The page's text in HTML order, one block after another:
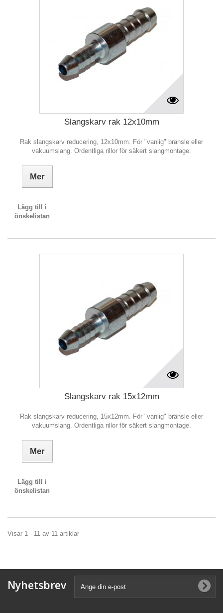
Slangskarv rak 12x10mm
Rak slangskarv reducering, 12x10mm. För "vanlig" bränsle eller
vakuumslang. Ordentliga rillor för säkert slangmontage.
Mer
Lägg till i
önskelistan
Slangskarv rak 15x12mm
Rak slangskarv reducering, 15x12mm. För "vanlig" bränsle eller
vakuumslang. Ordentliga rillor för säkert slangmontage.
Mer
Lägg till i
önskelistan
Visar 1 - 11 av 11 artiklar
Nyhetsbrev